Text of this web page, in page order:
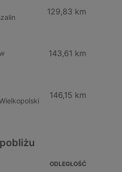
129,83 km
143,61 km
146,15 km
ODLEGŁOŚĆ